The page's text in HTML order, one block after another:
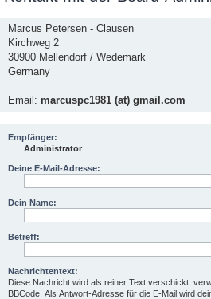
Marcus Petersen - Clausen
Kirchweg 2
30900 Mellendorf / Wedemark
Germany
Email: marcuspc1981 (at) gmail.com
Empfänger:
Administrator
Deine E-Mail-Adresse:
Dein Name:
Betreff:
Nachrichtentext:
Diese Nachricht wird als reiner Text verschickt,
BBCode. Als Antwort-Adresse für die E-Mail wird